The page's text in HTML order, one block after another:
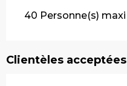
40 Personne(s) maxi
Clientèles acceptées